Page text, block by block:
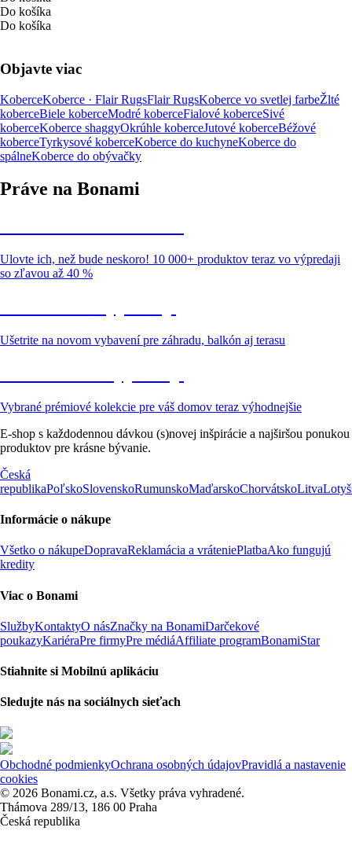
Do košíka
Do košíka
Objavte viac
KoberceKoberce · Flair RugsFlair RugsKoberce vo svetlej farbeŽlté
koberceBiele koberceModré koberceFialové koberceSivé
koberceKoberce shaggyOkrúhle koberceJutové koberceBéžové
koberceTyrkysové koberceKoberce do kuchyneKoberce do
spálneKoberce do obývačky
Práve na Bonami
Ulovte ich, než bude neskoro! 10 000+ produktov teraz vo výpredaji
so zľavou až 40 %
Ušetrite na novom vybavení pre záhradu, balkón aj terasu
Vybrané prémiové kolekcie pre váš domov teraz výhodnejšie
E-shop s každodennou dávkou (s)novej inšpirácie a najširšou ponukou
produktov pre krásne bývanie.
Česká
republikaPoľskoSlovenskoRumunskoMaďarskoChorvátskoLitva
Informácie o nákupe
Všetko o nákupeDopravaReklamácia a vráteniePlatbaAko fungujú
kredity
Viac o Bonami
SlužbyKontaktyO násZnačky na BonamiDarčekové
poukazyKariéraPre firmyPre médiáAffiliate programBonamiStar
Stiahnite si Mobilnú aplikáciu
Sledujte nás na sociálnych sieťach
Obchodné podmienkyOchrana osobných údajovPravidlá a nastavenie
cookies
© 2026 Bonami.cz, a.s. Všetky práva vyhradené.
Thámova 289/13, 186 00 Praha
Česká republika